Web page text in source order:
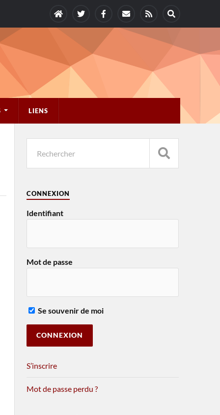
LIENS
CONNEXION
Identifiant
Mot de passe
Se souvenir de moi
S’inscrire
Mot de passe perdu ?